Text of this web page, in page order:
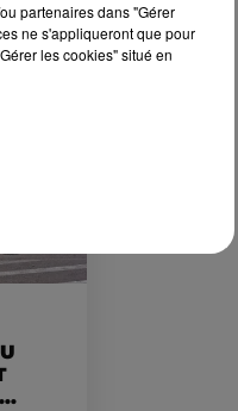
partenaires dans "Gérer
ne s'appliqueront que pour
les cookies" situé en